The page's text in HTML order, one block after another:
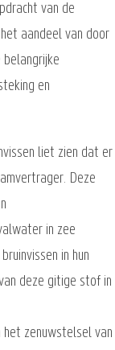
van de
aandeel van door
belangrijke
en
liet zien dat er
Deze
in zee
in hun
deze gitige stof in
het zenuwstelsel van